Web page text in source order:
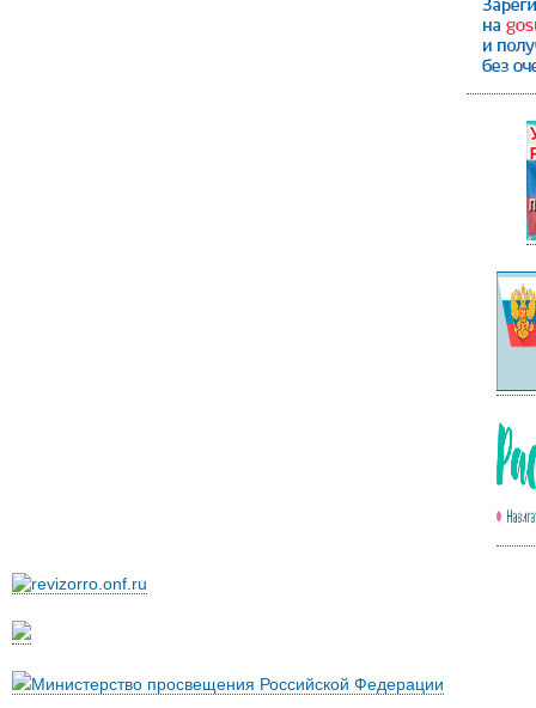
Министерство просвещения Российской Федерации